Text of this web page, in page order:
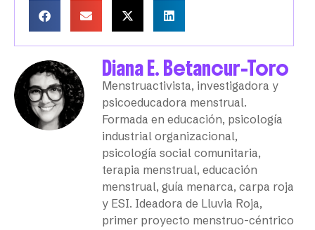
Diana E. Betancur-Toro
Menstruactivista, investigadora y
psicoeducadora menstrual.
Formada en educación, psicología
industrial organizacional,
psicología social comunitaria,
terapia menstrual, educación
menstrual, guía menarca, carpa roja
y ESI. Ideadora de Lluvia Roja,
primer proyecto menstruo-céntrico